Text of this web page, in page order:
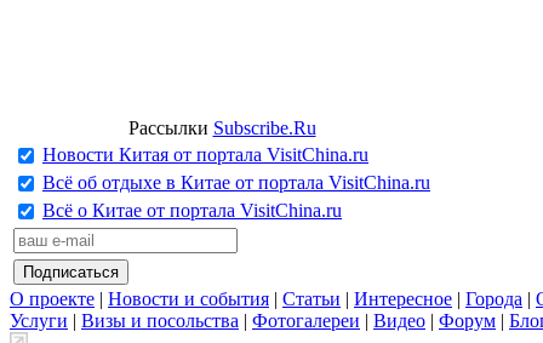
Рассылки Subscribe.Ru
Новости Китая от портала VisitChina.ru
Всё об отдыхе в Китае от портала VisitChina.ru
Всё о Китае от портала VisitChina.ru
О проекте | Новости и события | Статьи | Интересное | Города |
Услуги | Визы и посольства | Фотогалереи | Видео | Форум |